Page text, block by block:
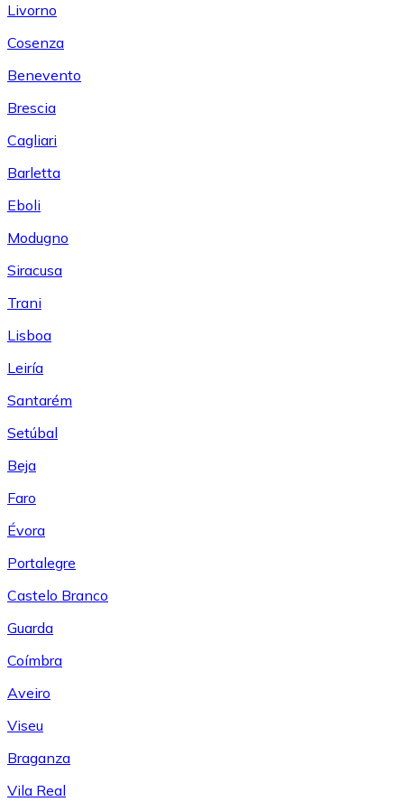
Livorno
Cosenza
Benevento
Brescia
Cagliari
Barletta
Eboli
Modugno
Siracusa
Trani
Lisboa
Leiría
Santarém
Setúbal
Beja
Faro
Évora
Portalegre
Castelo Branco
Guarda
Coímbra
Aveiro
Viseu
Braganza
Vila Real